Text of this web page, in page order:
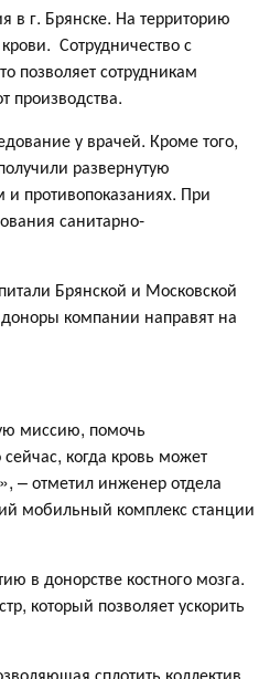
в г. Брянске. На территорию
Сотрудничество с
позволяет сотрудникам
у врачей. Кроме того,
развернутую
противопоказаниях. При
санитарно-
Брянской и Московской
компании направят на
миссию, помочь
когда кровь может
отметил инженер отдела
мобильный комплекс станции
в донорстве костного мозга.
который позволяет ускорить
сплотить коллектив